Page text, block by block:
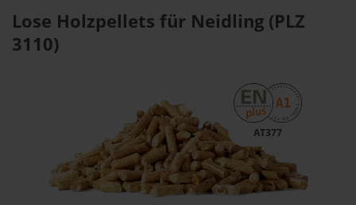
Lose Holzpellets für Neidling (PLZ
3110)
AT377